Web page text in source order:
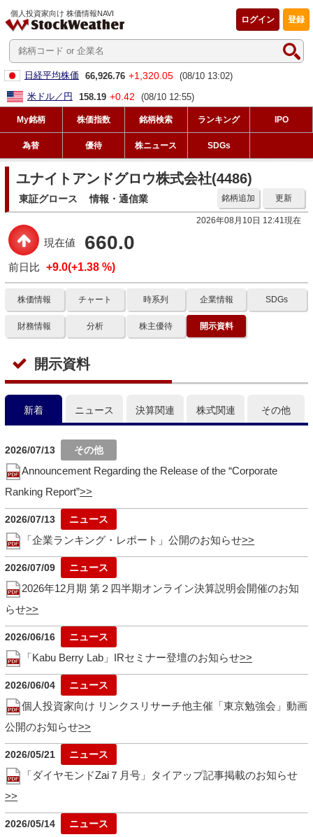
個人投資家向け 株価情報NAVI
登録
ログイン
日経平均株価 66,926.76 +1,320.05 (08/10 13:02)
米ドル／円
158.19 +0.42 (08/10 12:55)
My銘柄 株価指数 銘柄検索 ランキング IPO
為替 優待 株ニュース SDGs
ユナイトアンドグロウ株式会社(4486)
東証グロース 情報・通信業 更新
銘柄追加
2026年08月10日 12:41現在
現在値 660.0
前日比 +9.0(+1.38 %)
株価情報 チャート 時系列 企業情報 SDGs
財務情報 分析 株主優待 開示資料
開示資料
新着 ニュース 決算関連 株式関連 その他
2026/07/13
Announcement Regarding the Release of the “Corporate
Ranking Report”
2026/07/13
「企業ランキング・レポート」公開のお知らせ
2026/07/09
2026年12月期 第２四半期オンライン決算説明会開催のお知
らせ
2026/06/16
「Kabu Berry Lab」IRセミナー登壇のお知らせ
2026/06/04
個人投資家向け リンクスリサーチ他主催「東京勉強会」動画
公開のお知らせ
2026/05/21
「ダイヤモンドZai７月号」タイアップ記事掲載のお知らせ
2026/05/14